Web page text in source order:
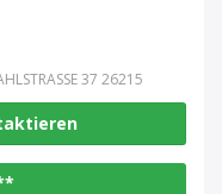
37 26215